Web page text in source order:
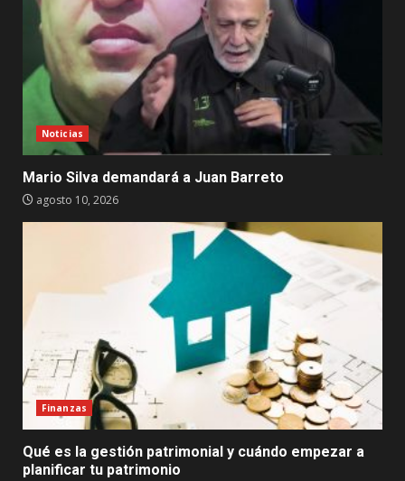
Noticias
Mario Silva demandará a Juan Barreto
agosto 10, 2026
Finanzas
Qué es la gestión patrimonial y cuándo empezar a
planificar tu patrimonio